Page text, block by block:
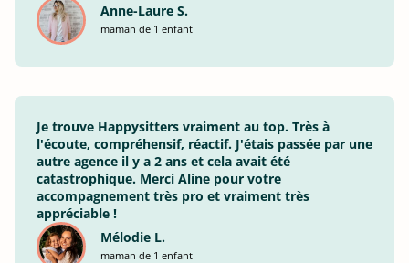
Anne-Laure S.
maman de 1 enfant
Je trouve Happysitters vraiment au top. Très à
l'écoute, compréhensif, réactif. J'étais passée par une
autre agence il y a 2 ans et cela avait été
catastrophique. Merci Aline pour votre
accompagnement très pro et vraiment très
appréciable !
Mélodie L.
maman de 1 enfant